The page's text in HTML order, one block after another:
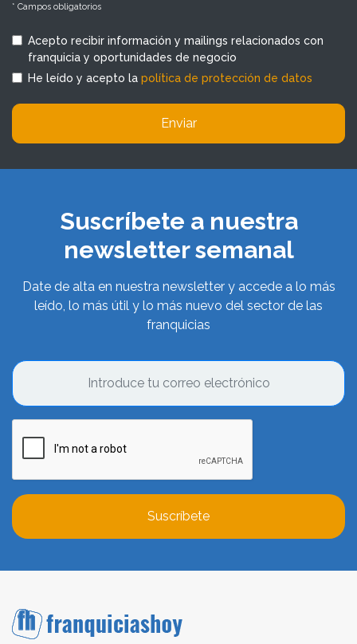
* Campos obligatorios
Acepto recibir información y mailings relacionados con
franquicia y oportunidades de negocio
He leído y acepto la política de protección de datos
Enviar
Suscríbete a nuestra
newsletter semanal
Date de alta en nuestra newsletter y accede a lo más
leído, lo más útil y lo más nuevo del sector de las
franquicias
Suscríbete